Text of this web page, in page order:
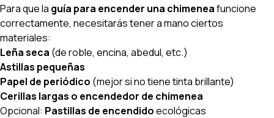
Para que la guía para encender una chimeneafuncione
correctamente, necesitarás tener a mano ciertos
materiales:
Leña seca (de roble, encina, abedul, etc.)
Astillas pequeñas
Papel de periódico (mejor si no tiene tinta brillante)
Cerillas largas o encendedor de chimenea
Opcional: Pastillas de encendidoecológicas